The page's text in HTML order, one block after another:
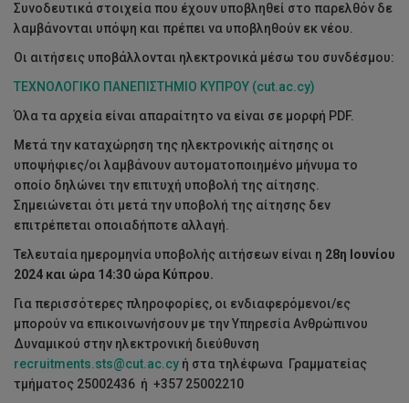
Συνοδευτικά στοιχεία που έχουν υποβληθεί στο παρελθόν δε
λαμβάνονται υπόψη και πρέπει να υποβληθούν εκ νέου.
Οι αιτήσεις υποβάλλονται ηλεκτρονικά μέσω του συνδέσμου:
ΤΕΧΝΟΛΟΓΙΚΟ ΠΑΝΕΠΙΣΤΗΜΙΟ ΚΥΠΡΟΥ (cut.ac.cy)
Όλα τα αρχεία είναι απαραίτητο να είναι σε μορφή PDF.
Μετά την καταχώρηση της ηλεκτρονικής αίτησης οι
υποψήφιες/οι λαμβάνουν αυτοματοποιημένο μήνυμα το
οποίο δηλώνει την επιτυχή υποβολή της αίτησης.
Σημειώνεται ότι μετά την υποβολή της αίτησης δεν
επιτρέπεται οποιαδήποτε αλλαγή.
Τελευταία ημερομηνία υποβολής αιτήσεων είναι η 28η Ιουνίου
2024 και ώρα 14:30 ώρα Κύπρου.
Για περισσότερες πληροφορίες, οι ενδιαφερόμενοι/ες
μπορούν να επικοινωνήσουν με την Υπηρεσία Ανθρώπινου
Δυναμικού στην ηλεκτρονική διεύθυνση
recruitments.sts@cut.ac.cy ή στα τηλέφωνα Γραμματείας
τμήματος 25002436 ή +357 25002210